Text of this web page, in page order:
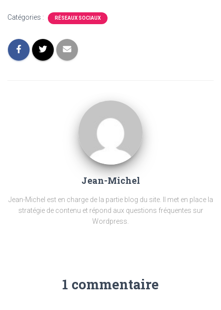
Catégories : RÉSEAUX SOCIAUX
Jean-Michel
Jean-Michel est en charge de la partie blog du site. Il met en place la
stratégie de contenu et répond aux questions fréquentes sur
Wordpress.
1 commentaire